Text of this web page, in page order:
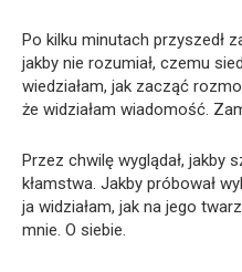
Po kilku minutach przyszedł
jakby nie rozumiał, czemu
wiedziałam, jak zacząć
że widziałam wiadomość.
Przez chwilę wyglądał, jakby
kłamstwa. Jakby próbował
ja widziałam, jak na jego
mnie. O siebie.